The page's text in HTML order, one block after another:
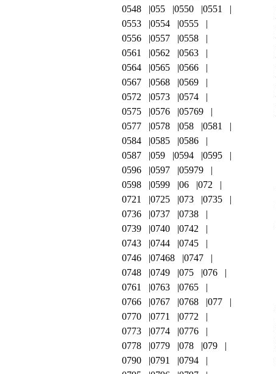
0548
055 0550
0551
0553
0554
0555
0556
0557
0558
0561
0562
0563
0564
0565
0566
0567
0568
0569
0572
0573
0574
0575
0576
05769
0577
0578 058
0581
0584
0585
0586
0587
059 0594
0595
0596
0597
05979
0598
0599 06
072
0721
0725 073
0735
0736
0737
0738
0739
0740
0742
0743
0744
0745
0746
07468
0747
0748
0749 075
076
0761
0763
0765
0766
0767 0768
077
0770
0771
0772
0773
0774
0776
0778
0779 078
079
0790
0791
0794